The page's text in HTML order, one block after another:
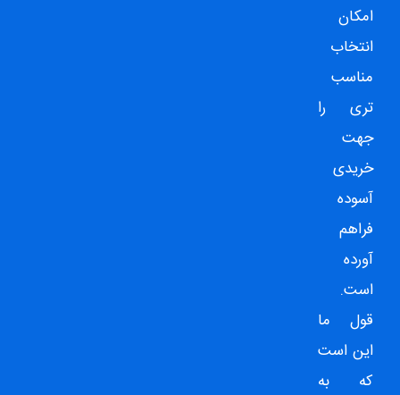
امکان
انتخاب
مناسب
تری را
جهت
خریدی
آسوده
فراهم
آورده
است.
قول ما
این است
که به